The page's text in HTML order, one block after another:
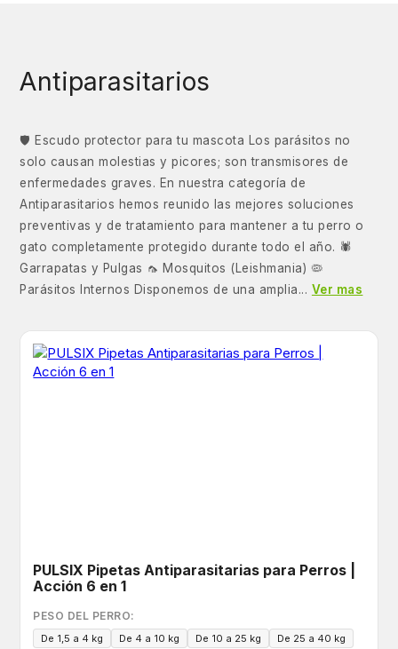
Antiparasitarios
🛡️ Escudo protector para tu mascota Los parásitos no
solo causan molestias y picores; son transmisores de
enfermedades graves. En nuestra categoría de
Antiparasitarios hemos reunido las mejores soluciones
preventivas y de tratamiento para mantener a tu perro o
gato completamente protegido durante todo el año. 🕷️
Garrapatas y Pulgas 🦟 Mosquitos (Leishmania) 🦠
Parásitos Internos Disponemos de una amplia... Ver mas
PULSIX Pipetas Antiparasitarias para Perros |
Acción 6 en 1
PESO DEL PERRO:
De 1,5 a 4 kg De 4 a 10 kg De 10 a 25 kg De 25 a 40 kg